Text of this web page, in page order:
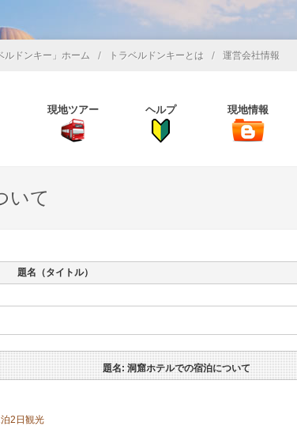
ルドンキー」ホーム / トラベルドンキーとは / 運営会社情報
現地ツアー ヘルプ 現地情報
いて
題名（タイトル）
題名: 洞窟ホテルでの宿泊について
2日観光